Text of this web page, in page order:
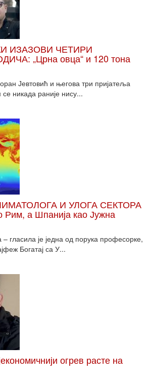
ИЗАЗОВИ ЧЕТИРИ
„Црна овца“ и 120 тона
Јевтовић и његова три пријатеља
никада раније нису...
И УЛОГА СЕКТОРА
а Шпанија као Јужна
– гласила је једна од порука професорке,
Богатај са У...
огрев расте на